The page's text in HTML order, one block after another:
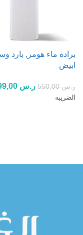
برادة ماء هومر, بارد
ابيض
ر.س550,00 ر.س
الضريبه